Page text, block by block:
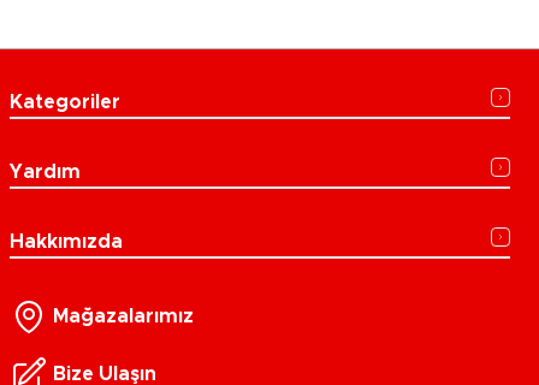
Kategoriler
Yardım
Hakkımızda
Mağazalarımız
Bize Ulaşın